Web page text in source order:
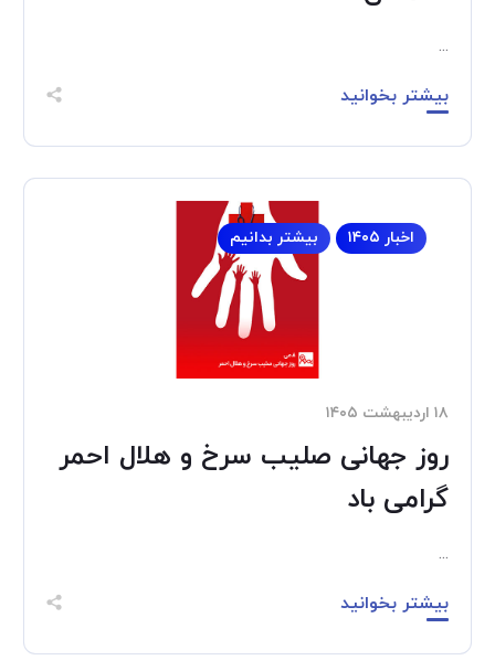
...
بیشتر بخوانید
اخبار ۱۴۰۵ بیشتر بدانیم
۱۸ اردیبهشت ۱۴۰۵
روز جهانی صلیب سرخ و هلال احمر
گرامی باد
...
بیشتر بخوانید